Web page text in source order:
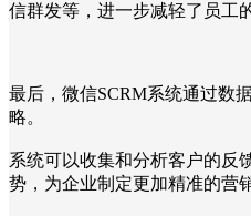
信群发等，进一步减轻了员工
最后，微信SCRM系统通过数
略。
系统可以收集和分析客户的反
势，为企业制定更加精准的营